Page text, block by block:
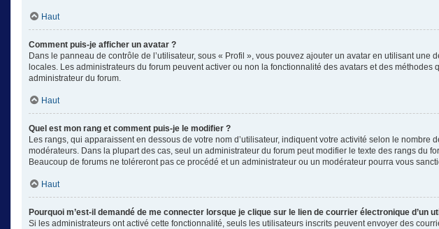
Haut
Comment puis-je afficher un avatar ?
Dans le panneau de contrôle de l’utilisateur, sous « Profil », vous pouvez ajouter un avatar en utilisant
locales. Les administrateurs du forum peuvent activer ou non la fonctionnalité des avatars et des
administrateur du forum.
Haut
Quel est mon rang et comment puis-je le modifier ?
Les rangs, qui apparaissent en dessous de votre nom d’utilisateur, indiquent votre activité selon le
modérateurs. Dans la plupart des cas, seul un administrateur du forum peut modifier le texte des rangs du
Beaucoup de forums ne toléreront pas ce procédé et un administrateur ou un modérateur pourra vous
Haut
Pourquoi m’est-il demandé de me connecter lorsque je clique sur le lien de courrier électronique d’un
Si les administrateurs ont activé cette fonctionnalité, seuls les utilisateurs inscrits peuvent envoyer des